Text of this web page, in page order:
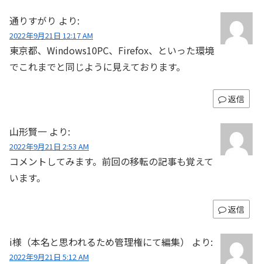
通りすがり より:
2022年9月21日 12:17 AM
東京都、Windows10PC、Firefox、といった環境
でこれまでと同じように見えております。
返信
山形賢一 より:
2022年9月21日 2:53 AM
コメントしてみます。前回の移転の記事も覚えて
います。
返信
i様（本名と思われるため管理権にて編集） より:
2022年9月21日 5:12 AM